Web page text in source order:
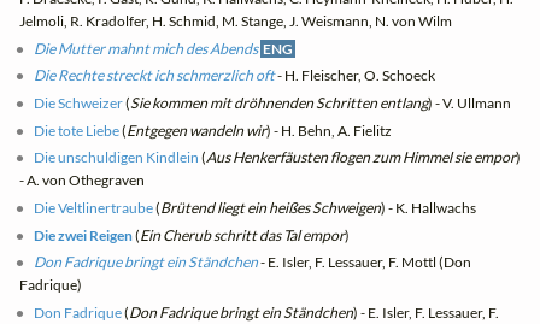
Jelmoli, R. Kradolfer, H. Schmid, M. Stange, J. Weismann, N. von Wilm
Die Mutter mahnt mich des Abends ENG
Die Rechte streckt ich schmerzlich oft- H. Fleischer, O. Schoeck
Die Schweizer(Sie kommen mit dröhnenden Schritten entlang) - V. Ullmann
Die tote Liebe(Entgegen wandeln wir) - H. Behn, A. Fielitz
Die unschuldigen Kindlein (Aus Henkerfäusten flogen zum Himmel sie empor)
- A. von Othegraven
Die Veltlinertraube(Brütend liegt ein heißes Schweigen) - K. Hallwachs
Die zwei Reigen(Ein Cherub schritt das Tal empor)
Don Fadrique bringt ein Ständchen- E. Isler, F. Lessauer, F. Mottl (Don
Fadrique)
Don Fadrique(Don Fadrique bringt ein Ständchen) - E. Isler, F. Lessauer, F.